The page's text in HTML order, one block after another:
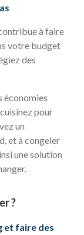
à faire
votre budget
des
économies
pour
un
et à congeler
une solution
?
et faire des